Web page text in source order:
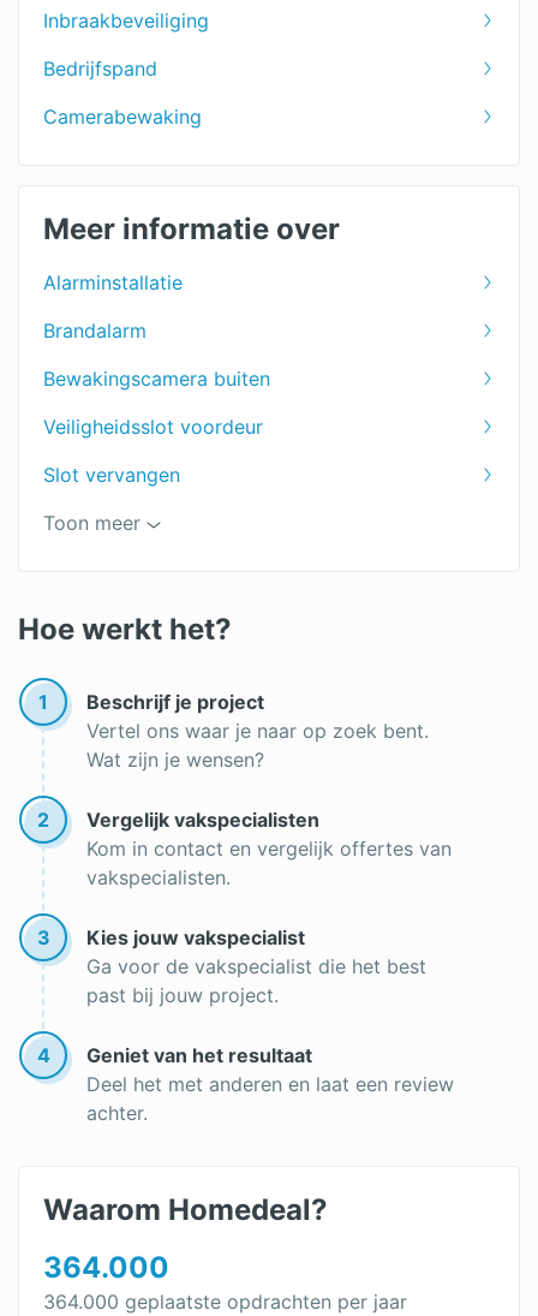
Inbraakbeveiliging
Bedrijfspand
Camerabewaking
Meer informatie over
Alarminstallatie
Brandalarm
Bewakingscamera buiten
Veiligheidsslot voordeur
Slot vervangen
Gepantserde deur
Alarmsystemen vergelijken
Alarmsysteem kopen
Toon meer
Hoe werkt het?
1
Beschrijf je project
Vertel ons waar je naar op zoek bent.
Wat zijn je wensen?
2
Vergelijk vakspecialisten
Kom in contact en vergelijk offertes van
vakspecialisten.
3
Kies jouw vakspecialist
Ga voor de vakspecialist die het best
past bij jouw project.
4
Geniet van het resultaat
Deel het met anderen en laat een review
achter.
Waarom Homedeal?
364.000
364.000 geplaatste opdrachten per jaar